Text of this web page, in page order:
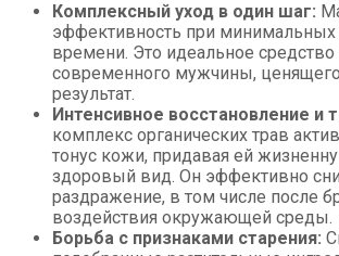
Комплексный уход в один шаг:
эффективность при минимальных
времени. Это идеальное средство
современного мужчины, ценящего
результат.
Интенсивное восстановление и
комплекс органических трав
тонус кожи, придавая ей
здоровый вид. Он эффективно
раздражение, в том числе после
воздействия окружающей среды.
Борьба с признаками старения: